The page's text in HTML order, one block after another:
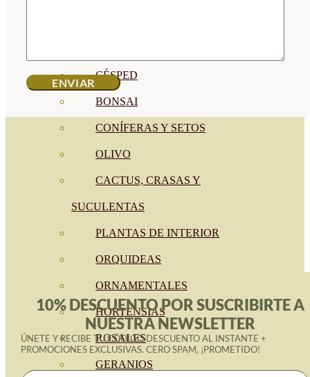
CÉSPED
BONSAI
CONÍFERAS Y SETOS
OLIVO
CACTUS, CRASAS Y
SUCULENTAS
PLANTAS DE INTERIOR
ORQUIDEAS
ORNAMENTALES
HORTENSIAS
ROSALES
GERANIOS
10% DESCUENTO POR SUSCRIBIRTE A
NUESTRA NEWSLETTER
ÚNETE Y RECIBE TU CÓDIGO DESCUENTO AL INSTANTE +
PROMOCIONES EXCLUSIVAS. CERO SPAM, ¡PROMETIDO!